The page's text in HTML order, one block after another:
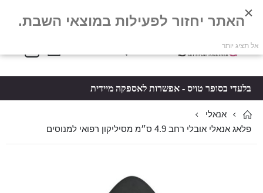
Toggle
סל קניות
בלעדי בסופר טויס - אפשרות לאספקה מיידית
אנאלי
פלאג אנאלי אובלי רחב 4.9 ס״מ מסיליקון רפואי למנוסים
האתר יחזור לפעילות במוצאי השבת.
אל תציג יותר